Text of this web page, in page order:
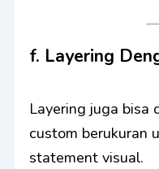
f. Layering
Layering juga bisa
custom berukuran
statement visual.